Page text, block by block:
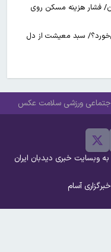
در تهران/ فشار هزینه مسکن روی
سبد معیشت از دل
ورزشی سلامت عکس
خبری دیدبان ایران
آسام